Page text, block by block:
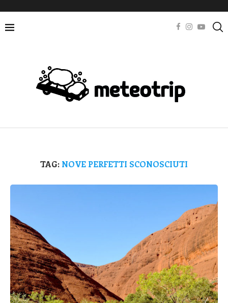
TAG: NOVE PERFETTI SCONOSCIUTI